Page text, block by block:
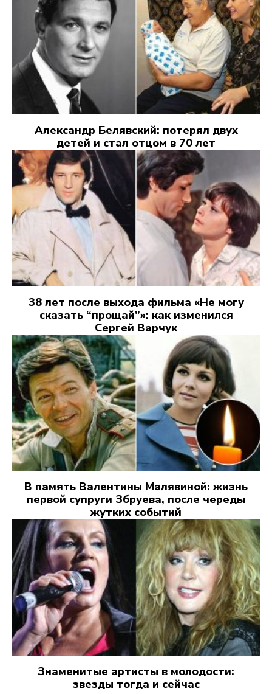
Александр Белявский: потерял двух
детей и стал отцом в 70 лет
38 лет после выхода фильма «Не могу
сказать “прощай”»: как изменился
Сергей Варчук
В память Валентины Малявиной: жизнь
первой супруги Збруева, после череды
жутких событий
Знаменитые артисты в молодости:
звезды тогда и сейчас